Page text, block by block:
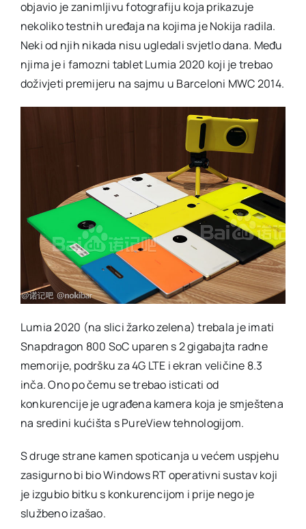
objavio je zanimljivu fotografiju koja prikazuje
nekoliko testnih uređaja na kojima je Nokija radila.
Neki od njih nikada nisu ugledali svjetlo dana. Među
njima je i famozni tablet Lumia 2020 koji je trebao
doživjeti premijeru na sajmu u Barceloni MWC 2014.
Lumia 2020 (na slici žarko zelena) trebala je imati
Snapdragon 800 SoC uparen s 2 gigabajta radne
memorije, podršku za 4G LTE i ekran veličine 8.3
inča. Ono po čemu se trebao isticati od
konkurencije je ugrađena kamera koja je smještena
na sredini kućišta s PureView tehnologijom.
S druge strane kamen spoticanja u većem uspjehu
zasigurno bi bio Windows RT operativni sustav koji
je izgubio bitku s konkurencijom i prije nego je
službeno izašao.